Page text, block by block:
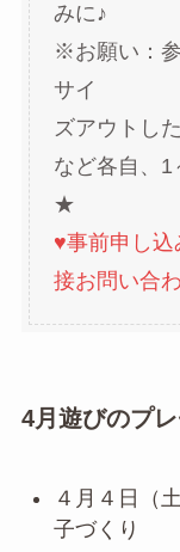
みに♪
※お願い：
サイ
ズアウトし
など各自、1
★
♥事前申し
接お問い合
4月遊びのプ
４月４日（
子づくり